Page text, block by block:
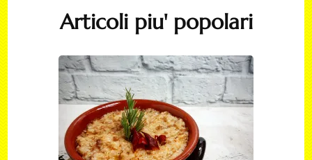
Articoli piu' popolari